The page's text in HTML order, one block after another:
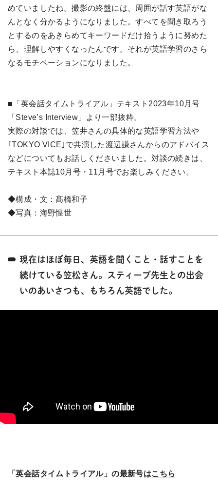
めていましたね。撮影の終盤には、周囲が話す英語がな
んとなく分かるようになりました。すべてを聞き取ろう
とするのをあきらめてキーワードだけ拾うように努めた
ら、理解しやすくなったんです。それが英語学習のさら
なるモチベーションになりました。
■「英会話タイムトライアル」テキスト2023年10月号
「Steve’s Interview」より一部抜粋。
実際の対談では、笠井さんの具体的な英語学習方法や
｢TOKYO VICE｣で共演した渡辺謙さんからのアドバイス
などについてもお話しくださいました。対談の続きは、
テキスト本誌10月号・11月号でお楽しみください。
◆構成・文：髙橋和子
◆写真：海野惶世
現在はほぼ毎日、英語を聞くこと・話すことを
続けている笠松さん。スティーブ先生との出会
いのあいさつも、もちろん英語でした。
「英会話タイムトライアル」の最新号はこちら